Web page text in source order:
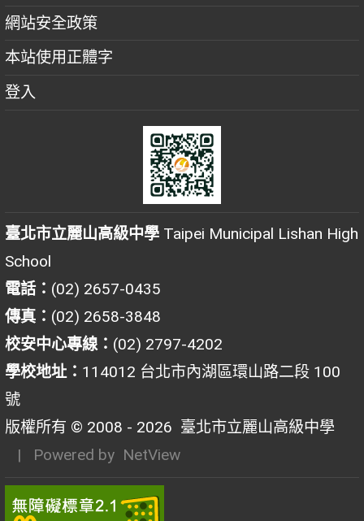
網站安全政策
本站使用正體字
登入
臺北市立麗山高級中學 Taipei Municipal Lishan High
School
電話： (02) 2657-0435
傳真： (02) 2658-3848
校安中心專線： (02) 2797-4202
學校地址： 114012 台北市內湖區環山路二段 100
號
版權所有 © 2008 - 2026 臺北市立麗山高級中學
| Powered by NetView